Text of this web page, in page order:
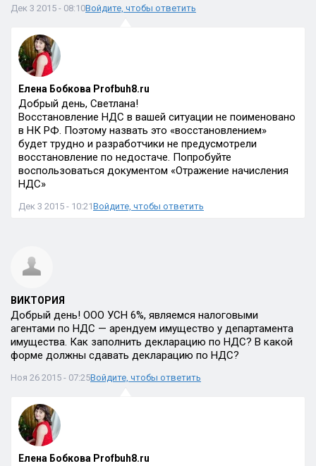
Дек 3 2015 - 08:10Войдите, чтобы ответить
Елена Бобкова Profbuh8.ru
Добрый день, Светлана!
Восстановление НДС в вашей ситуации не поименовано
в НК РФ. Поэтому назвать это «восстановлением»
будет трудно и разработчики не предусмотрели
восстановление по недостаче. Попробуйте
воспользоваться документом «Отражение начисления
НДС»
Дек 3 2015 - 10:21Войдите, чтобы ответить
ВИКТОРИЯ
Добрый день! ООО УСН 6%, являемся налоговыми
агентами по НДС — арендуем имущество у департамента
имущества. Как заполнить декларацию по НДС? В какой
форме должны сдавать декларацию по НДС?
Ноя 26 2015 - 07:25Войдите, чтобы ответить
Елена Бобкова Profbuh8.ru